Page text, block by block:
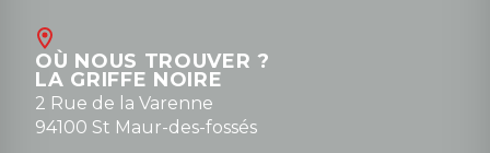
contact@la-griffe-noire.com
0148836747
OÙ NOUS TROUVER ?
LA GRIFFE NOIRE
2 Rue de la Varenne
94100 St Maur-des-fossés